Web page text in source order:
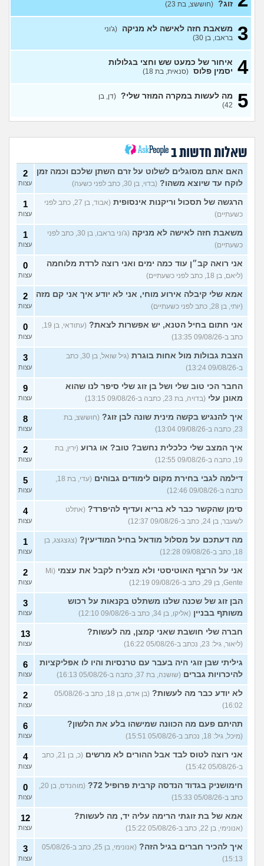
ועכשיו אני חושש
(אבי, בן
30)
11
מה אתם חושבים על צעצוע מין
לגברים?
(ערן, בן 25)
אפשרי להימשך לבחורה יפה
אבל בלי גוף מושך?
11
עשיתי את זה בפעם הראשונה
(בדוי, בת 15)
14
בת 22 בתולה זה מוריד?
(Lora, בת 22)
10
עצות
מפנטז על חבר טוב שלי
28)
עצות
חרדי - נערות ליווי
(ישראל, בן
19)
8
עצות
האם חוויתי תקיפה מינית?
(רוויטל, בת 24)
14
עצות
בנות,אתן הייתן "מסדרות" את
אח שלכם במצב כזה?
(לוחם שקרוב ל'חרור, בן 21)
מסאג׳יסט מעורער
(מסאג׳יסט מעורער, בן 26)
4
עצות
בגדים וזה לא מפריע לבעלי,
מה לעשות? (דיאנה, בת 42)
5
עצות
עוד שאלות חדשות במדור
זוג? (חוששצ, בת 23)
3 משאבת חזה לאישה לא מניקה (ג'וני
בראבו, בן 30)
4 איחור של כמעט שש וחצי בגלולות
יסמין פלוס (סנאית, בת 18)
5 מה לעשות במקרה המוזר שלי? (דן, בן
42)
שאלות חדשות ב
האם אתם מסוגלים לשלוט על זרם השתן שלכם וכמה זמן
לוקח עד שיוצא משהו? (בדוי, בן 30, כתב לפני כשעה)
2
עצות
הרגשה של תסכול וריקנות אינסופית
(אבוד, בן 27, כתב לפני
כשעתיים)
1
עצות
משאבת חזה לאישה לא מניקה
(ג'וני בראבו, בן 30, כתב לפני
כשעתיים)
1
עצות
אני רואה קב״ן עוד כמה ימים ואני רוצה לרדת מלוחמה
(ליאם, בן 18, כתב לפני כשעתיים)
0
עצות
אמא שלי קיבלה אירוע מוחי, אני לא יודע איך אני קם מזה
(יותי, בן 28, כתב לפני כשעתיים)
2
עצות
אני חתום בחיל הטנא, יש אפשרות לצאת?
(עתודאי, בן 19,
כתב ב-09/08/26 13:35)
0
עצות
הצבת גבולות מול אחות בוגרת
(גיל שואל, בן 30, כתב
ב-09/08/26 13:24)
3
עצות
החבר הכי טוב שלי ושל בן זוג שלי סיפר לנו שהוא
מאונן עלי (בדויה, בת 23, כתבה ב-09/08/26 13:15)
9
עצות
איך להנגיש בקשה מינית שונה לבן זוג? (חוששצ, בת
23, כתבה ב-09/08/26 13:04)
8
עצות
איך המצב שלי כלכלית נחשב? טוב? או גרוע (ירין, בת
19, כתבה ב-09/08/26 12:55)
2
עצות
דילמה לגבי בחירת מקום לימודים גבוהים
(עדי, בת 18,
כתבה ב-09/08/26 12:46)
5
עצות
סימן שהקשר כבר לא בריא ועדיף להיפרד? (אתלט
לשעבר, בן 24, כתב ב-09/08/26 12:37)
4
עצות
מה דעתכם על מסלול מודאל בחיל המודיעין? (צגצגצג, בן
18, כתב ב-09/08/26 12:28)
1
עצות
אני על הרצף האוטיסטי ולא מצליח לקבל את עצמי
(Mi
Gente, בן 29, כתב ב-09/08/26 12:19)
2
עצות
הבן זוג של שכנה שלנו משתלט בקנאות על רכוש
משותף בבניין (אליקו, בן 34, כתב ב-09/08/26 12:10)
3
עצות
חברה שלי חושבת שאני קמצן, מה לעשות?
(ליאור, גיל: 23, נכתב ב-05/08/26 16:22)
13
עצות
גיליתי שבן זוגי היה בעבר עם טרנסיות והיו לו אפליקציות
להיכרויות גברים (שושנה, בת 37, כתבה ב-05/08/26 16:13)
6
עצות
לא יודע כבר מה לעשות?
(בן אדם, בן 18, כתב ב-05/08/26
16:02)
2
עצות
תהיתם פעם מה הכוונה שמישהו בלע את הלשון?
(מיכל, גיל: 18, נכתב ב-05/08/26 15:51)
6
עצות
אני רוצה לטוס לבד אבל ההורים לא מרשים
(כ, בן 21, כתב
ב-05/08/26 15:42)
4
עצות
חימושניק בגדוד הנדסה קרבית פרופיל 72?
(מוהנדס, בן 20,
כתב ב-05/08/26 15:33)
0
עצות
אמא של בת זוגתי הרימה עליה יד, מה לעשות?
(אנונימי, בן 22, כתב ב-05/08/26 15:22)
12
עצות
איך להכיר חברים בגיל הזה?
(אנונימי, בן 25, כתב ב-05/08/26
15:13)
3
עצות